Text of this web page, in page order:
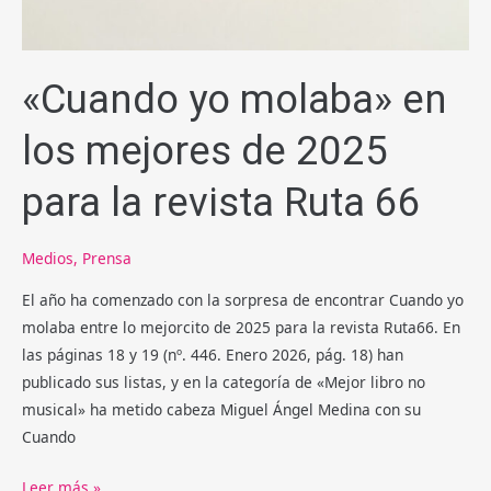
«Cuando yo molaba» en
los mejores de 2025
para la revista Ruta 66
Medios, Prensa
El año ha comenzado con la sorpresa de encontrar Cuando yo
molaba entre lo mejorcito de 2025 para la revista Ruta66. En
las páginas 18 y 19 (nº. 446. Enero 2026, pág. 18) han
publicado sus listas, y en la categoría de «Mejor libro no
musical» ha metido cabeza Miguel Ángel Medina con su
Cuando
«Cuando